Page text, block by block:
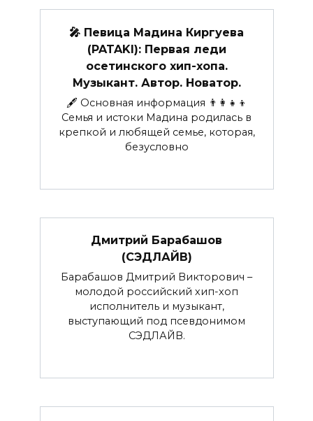
🎤 Певица Мадина Киргуева
(PATAKI): Первая леди
осетинского хип-хопа.
Музыкант. Автор. Новатор.
🖋 Основная информация 👨‍👩‍👧‍👦
Семья и истоки Мадина родилась в
крепкой и любящей семье, которая,
безусловно
Дмитрий Барабашов
(СЭДЛАЙВ)
Барабашов Дмитрий Викторович –
молодой российский хип-хоп
исполнитель и музыкант,
выступающий под псевдонимом
СЭДЛАЙВ.